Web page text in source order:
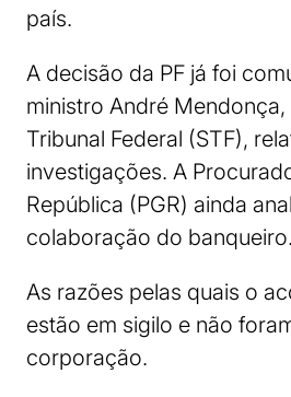
país.
A decisão da PF já foi
ministro André
Tribunal Federal (STF),
investigações. A
República (PGR) ainda
colaboração do banqueiro.
As razões pelas quais o
estão em sigilo e não
corporação.